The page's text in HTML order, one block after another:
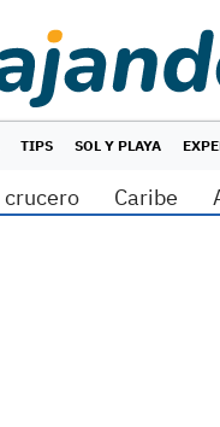
TIPS SOL Y PLAYA
crucero Caribe